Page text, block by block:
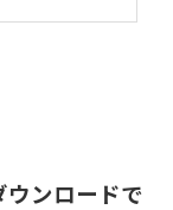
ンロードで